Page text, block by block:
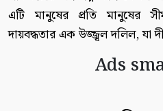
এটি মানুষের প্রতি মানুষের
দায়বদ্ধতার এক উজ্জ্বল দলিল, যা
Ads